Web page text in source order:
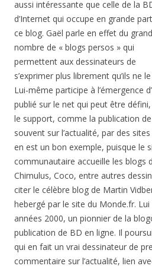
aussi intéressante que celle de la
d’Internet qui occupe en grande
ce blog. Gaël parle en effet du grand
nombre de « blogs persos » qui
permettent aux dessinateurs de
s’exprimer plus librement qu’ils ne
Lui-même participe à l’émergence
publié sur le net qui peut être
le support, comme la publication de
souvent sur l’actualité, par des
en est un bon exemple, puisque le
communautaire accueille les blogs
Chimulus, Coco, entre autres
citer le célèbre blog de Martin
hebergé par le site du Monde.fr.
années 2000, un pionnier de la
publication de BD en ligne. Il
qui en fait un vrai dessinateur de
commentaire sur l’actualité, lien